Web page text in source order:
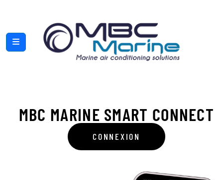
MBC MARINE SMART CONNECT
CONNEXION